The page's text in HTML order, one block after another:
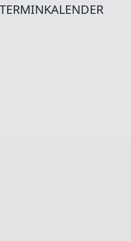
TERMINKALENDER